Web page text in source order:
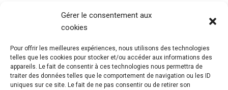
Gérer le consentement aux
cookies
Pour offrir les meilleures expériences, nous utilisons des technologies
telles que les cookies pour stocker et/ou accéder aux informations des
appareils. Le fait de consentir à ces technologies nous permettra de
traiter des données telles que le comportement de navigation ou les ID
uniques sur ce site. Le fait de ne pas consentir ou de retirer son